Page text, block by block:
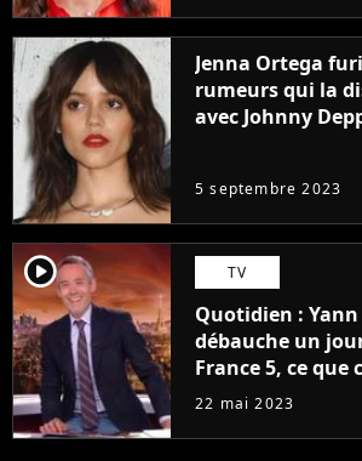
Jenna Ortega
rumeurs qui la
avec Johnny
5 septembre 2023
player2 TV
Quotidien :
débauche un
France 5, ce que
à la rentrée
22 mai 2023